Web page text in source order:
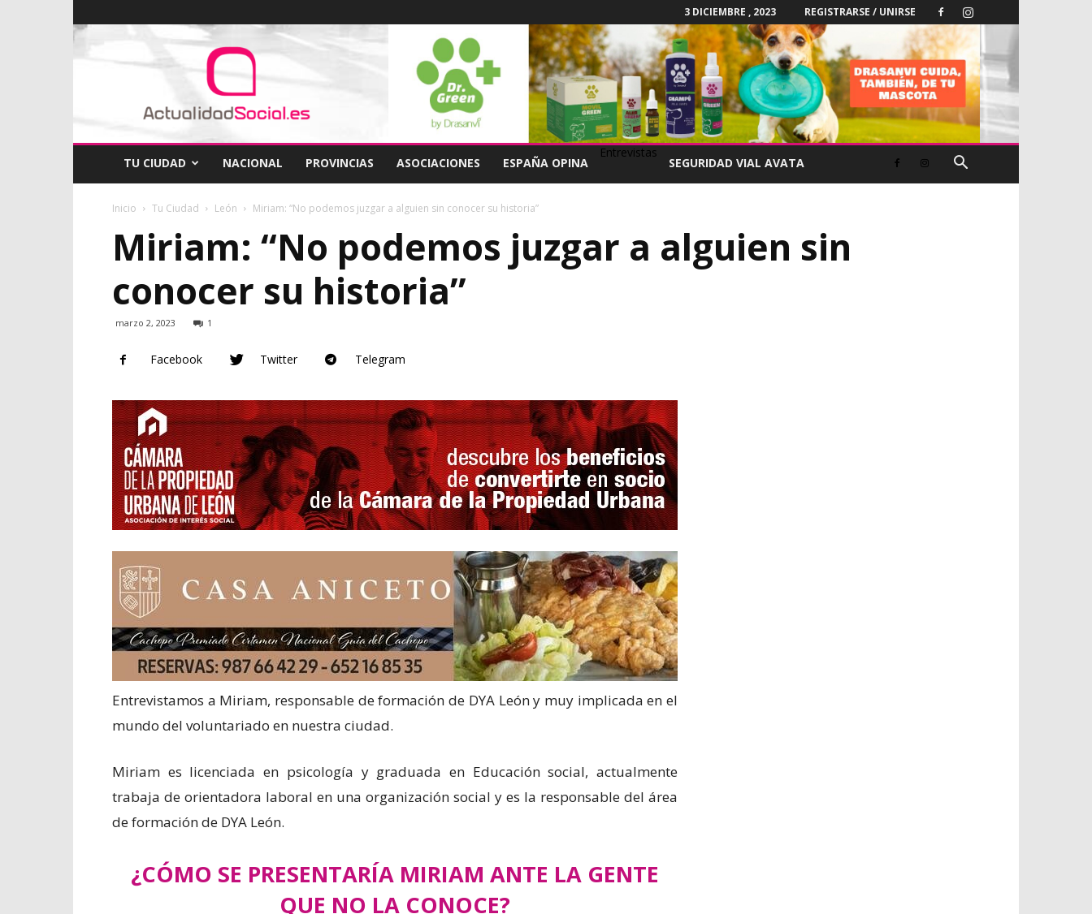
3 DICIEMBRE , 2023 REGISTRARSE / UNIRSE
ActualidadSocial
TU CIUDAD NACIONAL PROVINCIAS ASOCIACIONES ESPAÑA OPINA
Entrevistas
SEGURIDAD VIAL AVATA
Inicio Tu Ciudad León Miriam: “No podemos juzgar a alguien sin conocer su historia”
Miriam: “No podemos juzgar a alguien sin
conocer su historia”
marzo 2, 2023 1
Facebook Twitter Telegram
Entrevistamos a Miriam, responsable de formación de DYA León y muy implicada en el
mundo del voluntariado en nuestra ciudad.
Miriam es licenciada en psicología y graduada en Educación social, actualmente
trabaja de orientadora laboral en una organización social y es la responsable del área
de formación de DYA León.
¿CÓMO SE PRESENTARÍA MIRIAM ANTE LA GENTE
QUE NO LA CONOCE?